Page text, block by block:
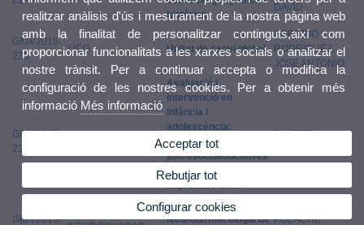
històrica
DAVID
GIUV2015-
235
UCG Unitat de canvi global
SOBRINO
RODRIGUEZ,
JOSE ANTONIO
GIUV2015-
236
Avaluació i
intervenció en
infància i
adolescència:
Variables
psicosocioeducatives
i emocionals
implicades en la
SAMPER
GIUV2015- Neurofarmacologia de POLACHE
realitzar anàlisis d'ús i mesurament de la nostra pàgina web
amb la finalitat de personalitzar continguts,així com
proporcionar funcionalitats a les xarxes socials o analitzar el
nostre trànsit. Per a continuar accepta o modifica la
configuració de les nostres cookies. Per a obtenir més
informació Més informació
Acceptar tot
Rebutjar tot
Configurar cookies